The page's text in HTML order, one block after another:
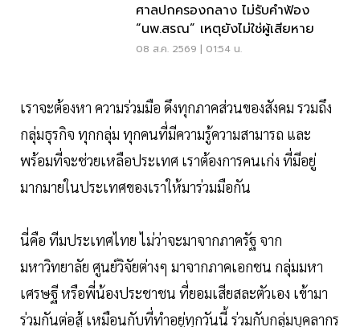
ศาลปกครองกลาง ไม่รับคำฟ้อง
“นพ.สรณ” เหตุยังไม่ใช่ผู้เสียหาย
08 ส.ค. 2569 | 01:54 น.
เราจะต้องหา ความร่วมมือ ดึงทุกภาคส่วนของสังคม รวมถึง
กลุ่มธุรกิจ ทุกกลุ่ม ทุกคนที่มีความรู้ความสามารถ และ
พร้อมที่จะช่วยเหลือประเทศ เราต้องการคนเก่ง ที่มีอยู่
มากมายในประเทศของเราให้มาร่วมมือกัน
นี่คือ ทีมประเทศไทย ไม่ว่าจะมาจากภาครัฐ จาก
มหาวิทยาลัย ศูนย์วิจัยต่างๆ มาจากภาคเอกชน กลุ่มมหา
เศรษฐี หรือพี่น้องประชาชน ที่ยอมเสียสละตัวเอง เข้ามา
ร่วมกันต่อสู้ เหมือนกับที่ทำอยู่ทุกวันนี้ ร่วมกับกลุ่มบุคลากร